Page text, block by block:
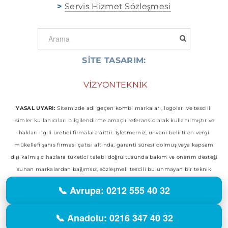
> Servis Hizmet Sözleşmesi
SİTE TASARIM:
VİZYONTEKNİK
YASAL UYARI: Sitemizde adı geçen kombi markaları, logoları ve tescilli
isimler kullanıcıları bilgilendirme amaçlı referans olarak kullanılmıştır ve
hakları ilgili üretici firmalara aittir. İşletmemiz, unvanı belirtilen vergi
mükellefi şahıs firması çatısı altında, garanti süresi dolmuş veya kapsam
dışı kalmış cihazlara tüketici talebi doğrultusunda bakım ve onarım desteği
sunan markalardan bağımsız, sözleşmeli tescili bulunmayan bir teknik
temsilcisi veya yetkili servisi konumunda değildir.
📞 Avrupa: 0212 555 40 32
📞 Anadolu: 0216 347 40 32